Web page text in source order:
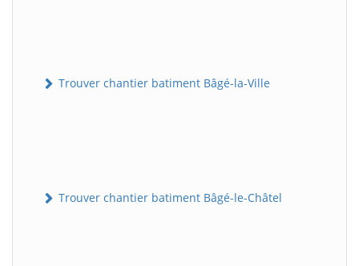
Trouver chantier batiment Bâgé-la-Ville
Trouver chantier batiment Bâgé-le-Châtel